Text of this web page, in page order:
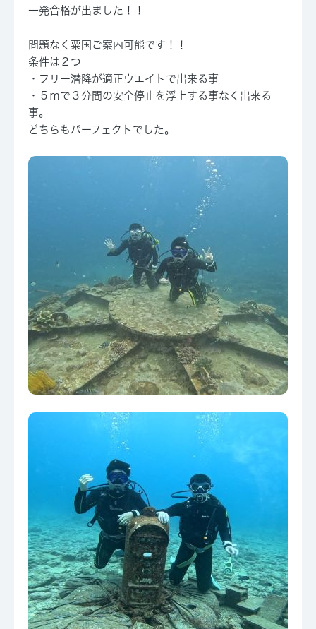
一発合格が出ました！！
問題なく粟国ご案内可能です！！
条件は２つ
・フリー潜降が適正ウエイトで出来る事
・５ｍで３分間の安全停止を浮上する事なく出来る
事。
どちらもパーフェクトでした。